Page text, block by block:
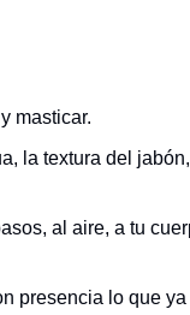
masticar.
la textura del
al aire, a tu
presencia lo que